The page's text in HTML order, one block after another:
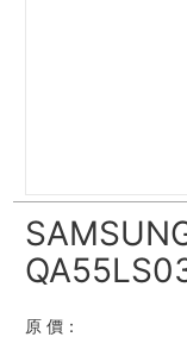
原 價：